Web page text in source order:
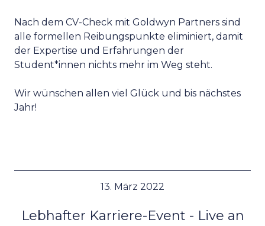
Nach dem CV-Check mit Goldwyn Partners sind
alle formellen Reibungspunkte eliminiert, damit
der Expertise und Erfahrungen der
Student*innen nichts mehr im Weg steht.
Wir wünschen allen viel Glück und bis nächstes
Jahr!
13. März 2022
Lebhafter Karriere-Event - Live an